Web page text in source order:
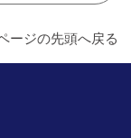
ージの先頭へ戻る